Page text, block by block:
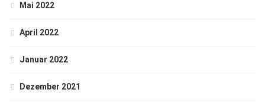
Mai 2022
April 2022
Januar 2022
Dezember 2021